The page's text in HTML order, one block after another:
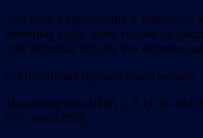
Эта книга адресована и тем, кто
военные годы знает только по
сам пережил всё то, что пережил
(с) Все права принадлежат автору
Издательство ЛИРА – Р. О. В.
972-2-6412890